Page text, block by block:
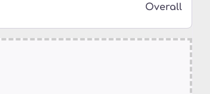
Overall